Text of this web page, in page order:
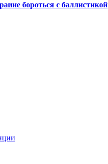
бороться с баллистикой